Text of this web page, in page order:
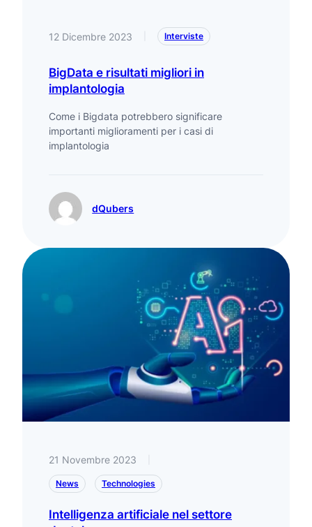
12 Dicembre 2023 Interviste
BigData e risultati migliori in
implantologia
Come i Bigdata potrebbero significare
importanti miglioramenti per i casi di
implantologia
dQubers
21 Novembre 2023
News Technologies
Intelligenza artificiale nel settore